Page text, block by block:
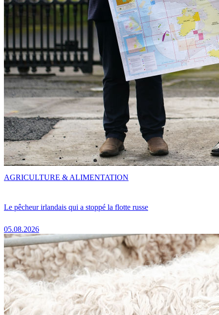
Le pêcheur irlandais qui a stoppé la flotte russe
05.08.2026
AGRICULTURE & ALIMENTATION